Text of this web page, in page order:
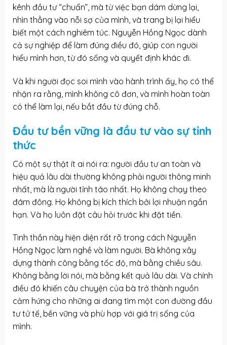
kênh đầu tư “chuẩn”, mà từ việc bạn dám dừng lại,
nhìn thẳng vào nỗi sợ của mình, và trang bị lại hiểu
biết một cách nghiêm túc. Nguyễn Hồng Ngọc dành
cả sự nghiệp để làm đúng điều đó, giúp con người
hiểu mình hơn, từ đó sống và quyết định khác đi.
Và khi người đọc soi mình vào hành trình ấy, họ có thể
nhận ra rằng, mình không cô đơn, và mình hoàn toàn
có thể làm lại, nếu bắt đầu từ đúng chỗ.
Đầu tư bền vững là đầu tư vào sự tỉnh
thức
Có một sự thật ít ai nói ra: người đầu tư an toàn và
hiệu quả lâu dài thường không phải người thông minh
nhất, mà là người tỉnh táo nhất. Họ không chạy theo
đám đông. Họ không bị kích thích bởi lợi nhuận ngắn
hạn. Và họ luôn đặt câu hỏi trước khi đặt tiền.
Tinh thần này hiện diện rất rõ trong cách Nguyễn
Hồng Ngọc làm nghề và làm người. Bà không xây
dựng thành công bằng tốc độ, mà bằng chiều sâu.
Không bằng lời nói, mà bằng kết quả lâu dài. Và chính
điều đó khiến câu chuyện của bà trở thành nguồn
cảm hứng cho những ai đang tìm một con đường đầu
tư tử tế, bền vững và phù hợp với giá trị sống của
mình.